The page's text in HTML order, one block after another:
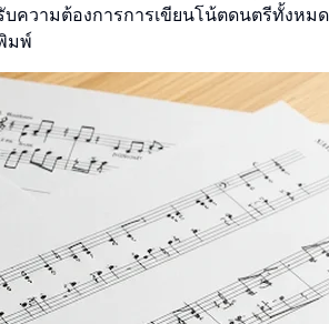
บความต้องการการเขียนโน้ตดนตรีทั้งห
มพ์